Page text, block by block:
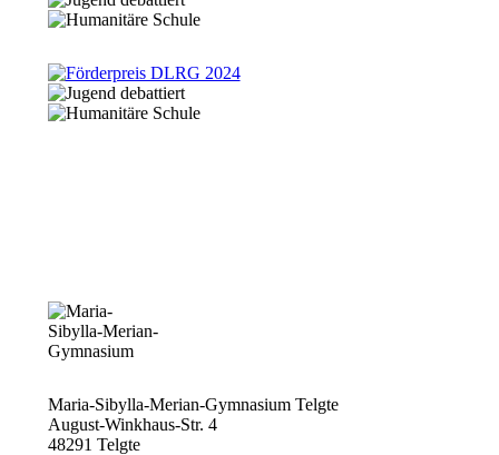
Maria-Sibylla-Merian-Gymnasium Telgte
August-Winkhaus-Str. 4
48291 Telgte